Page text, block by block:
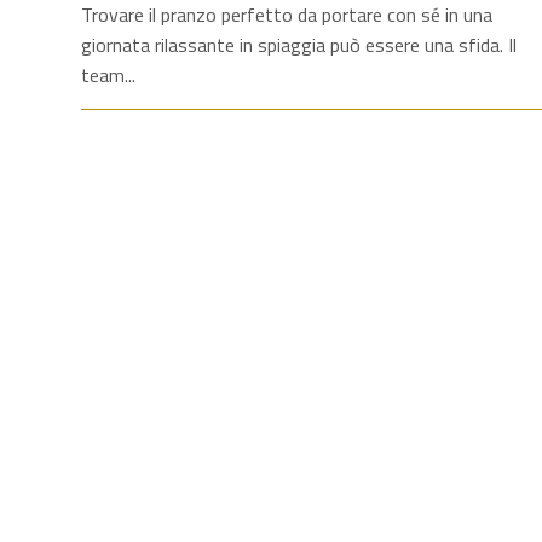
Trovare il pranzo perfetto da portare con sé in una
giornata rilassante in spiaggia può essere una sfida. Il
team